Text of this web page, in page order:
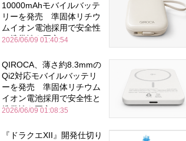
10000mAhモバイルバッテ
リーを発売 準固体リチウ
ムイオン電池採用で安全性
と携帯性を両立
2026/06/09 01:40:54
QIROCA、薄さ約8.3mmの
Qi2対応モバイルバッテリ
ーを発売 準固体リチウム
イオン電池採用で安全性と
携帯性を両立
2026/06/09 01:08:35
『ドラクエXII』開発仕切り